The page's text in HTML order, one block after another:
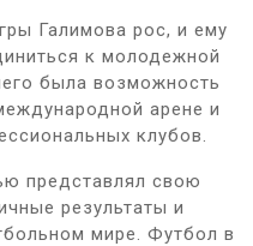
Галимова рос, и ему
к молодежной
была возможность
арене и
клубов.
представлял свою
результаты и
мире. Футбол в